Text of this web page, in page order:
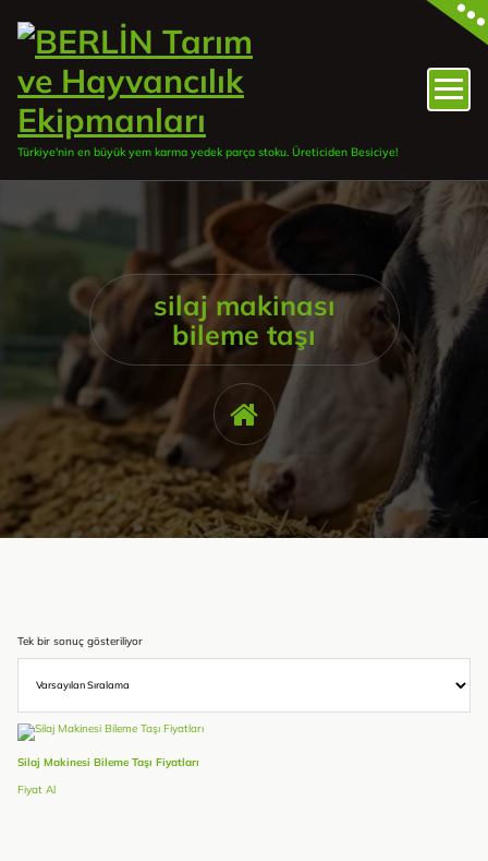
Türkiye'nin en büyük yem karma yedek parça stoku. Üreticiden Besiciye!
silaj makinası
bileme taşı
Tek bir sonuç gösteriliyor
Silaj Makinesi Bileme Taşı Fiyatları
Fiyat Al